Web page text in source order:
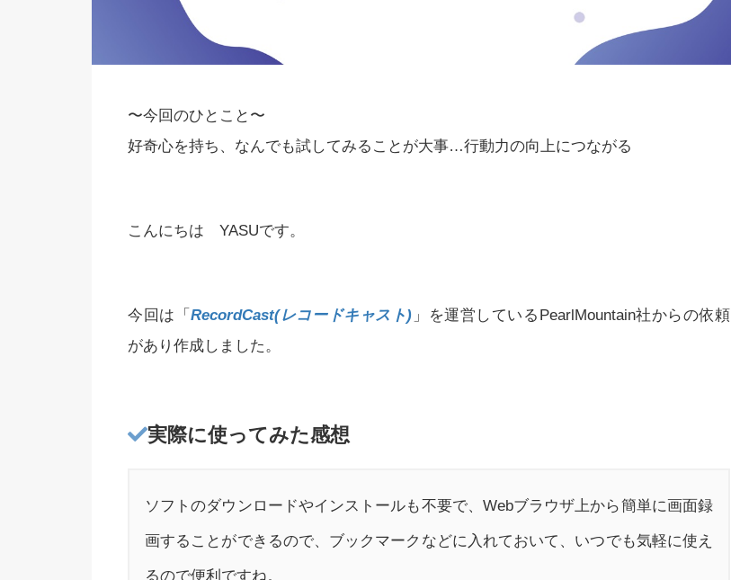
〜今回のひとこと〜
好奇心を持ち、なんでも試してみることが大事…行動力の向上につながる
こんにちは YASUです。
今回は「RecordCast(レコードキャスト) 」を運営しているPearlMountain社からの依頼
があり作成しました。
実際に使ってみた感想
ソフトのダウンロードやインストールも不要で、Webブラウザ上から簡単に画面録
画することができるので、ブックマークなどに入れておいて、いつでも気軽に使え
るので便利ですね。